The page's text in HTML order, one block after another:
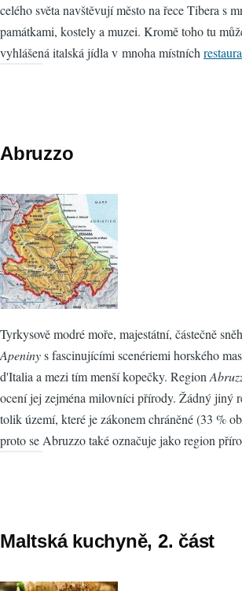
celého světa navštěvují město na řece Tibera s
památkami, kostely a muzei. Kromě toho tu
vyhlášená italská jídla v mnoha místních
Abruzzo
Tyrkysově modré moře, majestátní, částečně
Apeninys fascinujícími scenériemi horského
d'Italia a mezi tím menší kopečky. Region
ocení jej zejména milovníci přírody. Žádný jiný
tolik území, které je zákonem chráněné (33 %
proto se Abruzzo také označuje jako region
Maltská kuchyně, 2. část